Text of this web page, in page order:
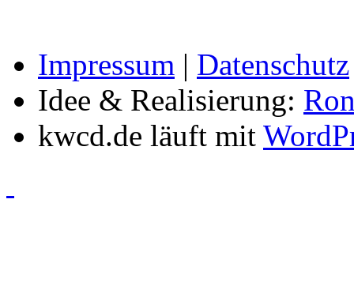
Impressum | Datenschutz
Idee & Realisierung:
kwcd.de läuft mit